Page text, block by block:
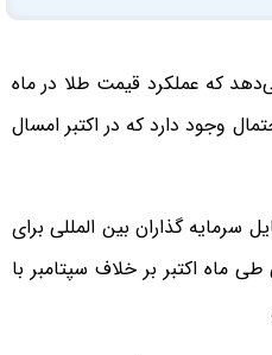
که عملکرد قیمت طلا در ماه
وجود دارد که در اکتبر امسال
گذاران بین المللی برای
ماه اکتبر بر خلاف سپتامبر با